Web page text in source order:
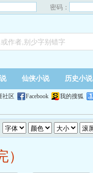
密码：
仙侠小说 历史小说
社区 Facebook 我的搜狐